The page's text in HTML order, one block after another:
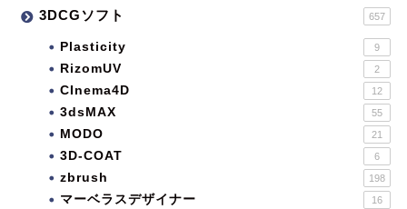
3DCGソフト 657
Plasticity 9
RizomUV 2
CInema4D 12
3dsMAX 55
MODO 21
3D-COAT 6
zbrush 198
マーベラスデザイナー 16